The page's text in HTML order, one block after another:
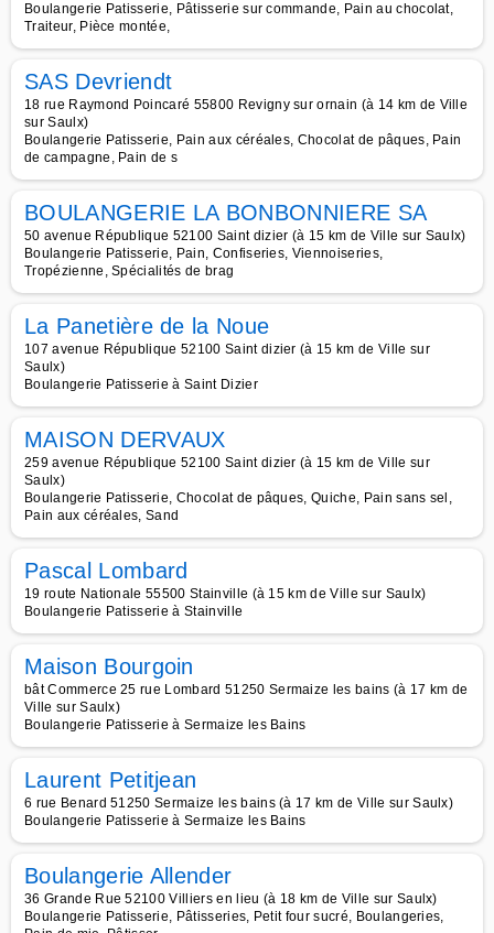
Boulangerie Patisserie, Pâtisserie sur commande, Pain au chocolat,
Traiteur, Pièce montée,
SAS Devriendt
18 rue Raymond Poincaré 55800 Revigny sur ornain (à 14 km de Ville
sur Saulx)
Boulangerie Patisserie, Pain aux céréales, Chocolat de pâques, Pain
de campagne, Pain de s
BOULANGERIE LA BONBONNIERE SA
50 avenue République 52100 Saint dizier (à 15 km de Ville sur Saulx)
Boulangerie Patisserie, Pain, Confiseries, Viennoiseries,
Tropézienne, Spécialités de brag
La Panetière de la Noue
107 avenue République 52100 Saint dizier (à 15 km de Ville sur
Saulx)
Boulangerie Patisserie à Saint Dizier
MAISON DERVAUX
259 avenue République 52100 Saint dizier (à 15 km de Ville sur
Saulx)
Boulangerie Patisserie, Chocolat de pâques, Quiche, Pain sans sel,
Pain aux céréales, Sand
Pascal Lombard
19 route Nationale 55500 Stainville (à 15 km de Ville sur Saulx)
Boulangerie Patisserie à Stainville
Maison Bourgoin
bât Commerce 25 rue Lombard 51250 Sermaize les bains (à 17 km de
Ville sur Saulx)
Boulangerie Patisserie à Sermaize les Bains
Laurent Petitjean
6 rue Benard 51250 Sermaize les bains (à 17 km de Ville sur Saulx)
Boulangerie Patisserie à Sermaize les Bains
Boulangerie Allender
36 Grande Rue 52100 Villiers en lieu (à 18 km de Ville sur Saulx)
Boulangerie Patisserie, Pâtisseries, Petit four sucré, Boulangeries,